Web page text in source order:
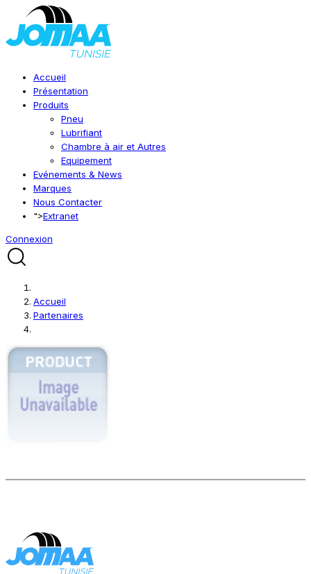
Accueil
Présentation
Produits
Pneu
Lubrifiant
Chambre à air et Autres
Equipement
Evénements & News
Marques
Nous Contacter
">Extranet
Connexion
Accueil
Partenaires